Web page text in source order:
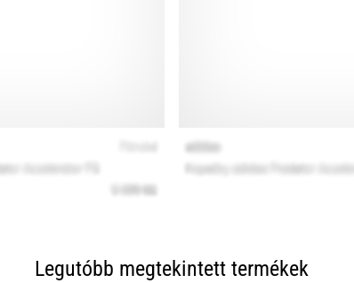
Legutóbb megtekintett termékek